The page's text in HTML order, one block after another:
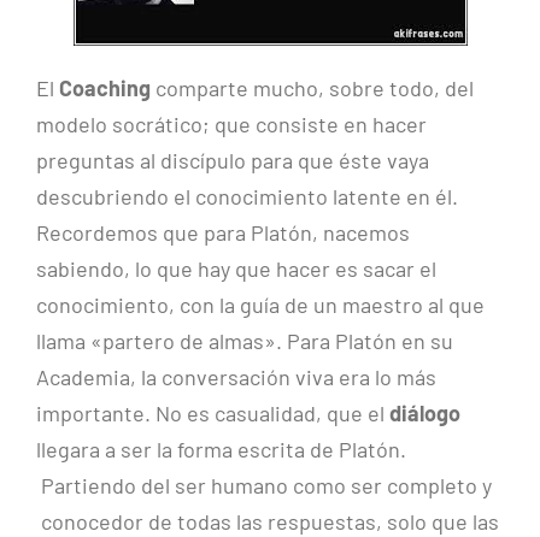
El Coaching comparte mucho, sobre todo, del
modelo socrático; que consiste en hacer
preguntas al discípulo para que éste vaya
descubriendo el conocimiento latente en él.
Recordemos que para Platón, nacemos
sabiendo, lo que hay que hacer es sacar el
conocimiento, con la guía de un maestro al que
llama «partero de almas». Para Platón en su
Academia, la conversación viva era lo más
importante. No es casualidad, que el diálogo
llegara a ser la forma escrita de Platón.
Partiendo del ser humano como ser completo y
conocedor de todas las respuestas, solo que las